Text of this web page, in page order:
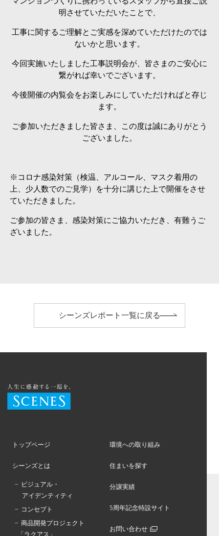
明させていただいたことで、
工事に関するご理解とご実感を深めていただけたのでは
ないかと思います。
今回実施いたしました工事説明会が、皆さまのご安心に
繋がれば幸いでございます。
今後開催の内覧会をお楽しみにしていただければと存じ
ます。
ご参加いただきました皆さま、この度は誠にありがとう
ございました。
※コロナ感染対策（検温、アルコール、マスク着用の
上、少人数でのご見学）を十分に講じた上で開催をさせ
ていただきました。
ご参加の皆さま、感染対策にご協力いただき、有難うご
ざいました。
シーンズレポート一覧に戻る
トップページ
シーンズとは
− ビジュアル・
アイデンティティ
− コンセプト
− 商品開発プロジェクト
「ラクアス」
環境への取り組み
住まいを探す
分譲実績
5周年記念特設サイト
お問い合わせ